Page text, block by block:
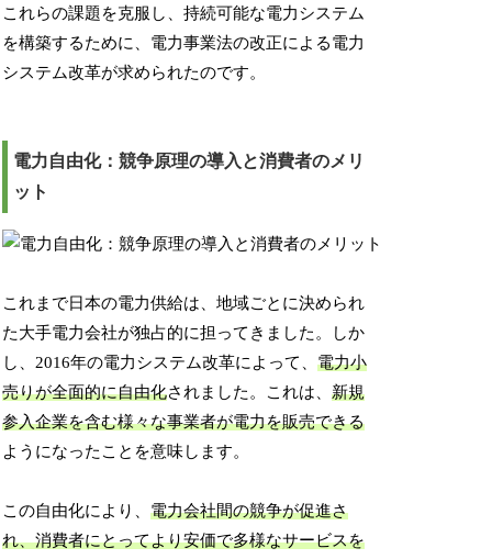
これらの課題を克服し、持続可能な電力システム
を構築するために、電力事業法の改正による電力
システム改革が求められたのです。
電力自由化：競争原理の導入と消費者のメリ
ット
これまで日本の電力供給は、地域ごとに決められ
た大手電力会社が独占的に担ってきました。しか
し、2016年の電力システム改革によって、電力小
売りが全面的に自由化されました。これは、新規
参入企業を含む様々な事業者が電力を販売できる
ようになったことを意味します。
この自由化により、電力会社間の競争が促進さ
れ、消費者にとってより安価で多様なサービスを